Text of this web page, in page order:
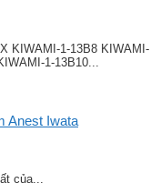
KIWAMI-1-13B8 KIWAMI-
1-13B10...
Anest Iwata
của...